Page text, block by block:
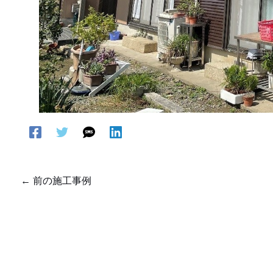
← 前の施工事例